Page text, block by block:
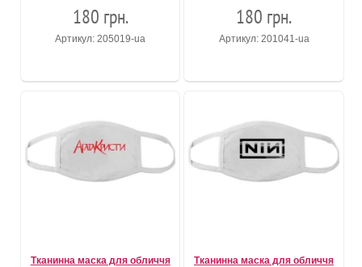
180 грн.
Артикул: 205019-ua
180 грн.
Артикул: 201041-ua
Тканинна маска для обличчя
Тканинна маска для обличчя